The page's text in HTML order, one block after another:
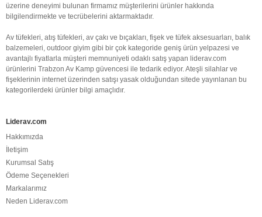
üzerine deneyimi bulunan firmamız müşterilerini ürünler hakkında
bilgilendirmekte ve tecrübelerini aktarmaktadır.
Av tüfekleri, atış tüfekleri, av çakı ve bıçakları, fişek ve tüfek aksesuarları, balık
balzemeleri, outdoor giyim gibi bir çok kategoride geniş ürün yelpazesi ve
avantajlı fiyatlarla müşteri memnuniyeti odaklı satış yapan liderav.com
ürünlerini Trabzon Av Kamp güvencesi ile tedarik ediyor. Ateşli silahlar ve
fişeklerinin internet üzerinden satışı yasak olduğundan sitede yayınlanan bu
kategorilerdeki ürünler bilgi amaçlıdır.
Liderav.com
Hakkımızda
İletişim
Kurumsal Satış
Ödeme Seçenekleri
Markalarımız
Neden Liderav.com